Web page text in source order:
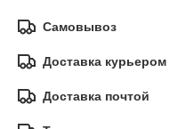
Самовывоз
Доставка курьером
Доставка почтой